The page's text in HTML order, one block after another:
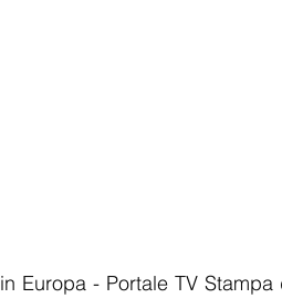
Europa - Portale TV